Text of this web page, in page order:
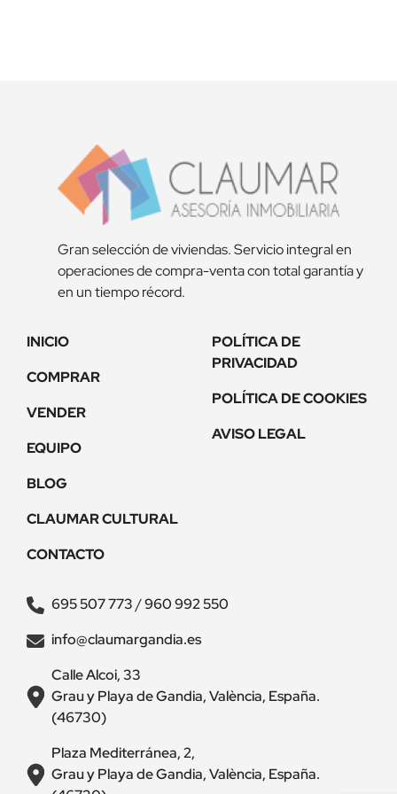
Gran selección de viviendas. Servicio integral en
operaciones de compra-venta con total garantía y
en un tiempo récord.
INICIO
COMPRAR
VENDER
EQUIPO
BLOG
CLAUMAR CULTURAL
CONTACTO
POLÍTICA DE
PRIVACIDAD
POLÍTICA DE COOKIES
AVISO LEGAL
695 507 773/960 992 550
info@claumargandia.es
Calle Alcoi, 33
Grau y Playa de Gandia, València, España.
(46730)
Plaza Mediterránea, 2,
Grau y Playa de Gandia, València, España.